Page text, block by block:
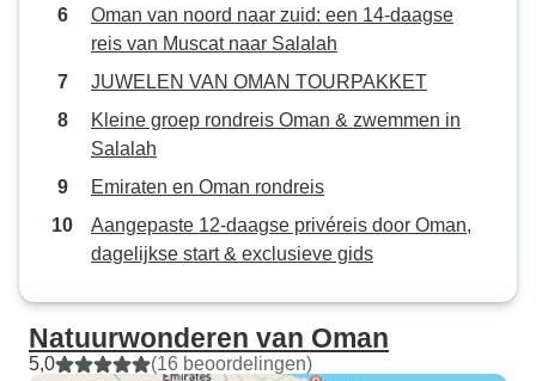
Oman van noord naar zuid: een 14-daagse
reis van Muscat naar Salalah
JUWELEN VAN OMAN TOURPAKKET
Kleine groep rondreis Oman & zwemmen in
Salalah
Emiraten en Oman rondreis
Aangepaste 12-daagse privéreis door Oman,
dagelijkse start & exclusieve gids
Natuurwonderen van Oman
5,0 (16 beoordelingen)